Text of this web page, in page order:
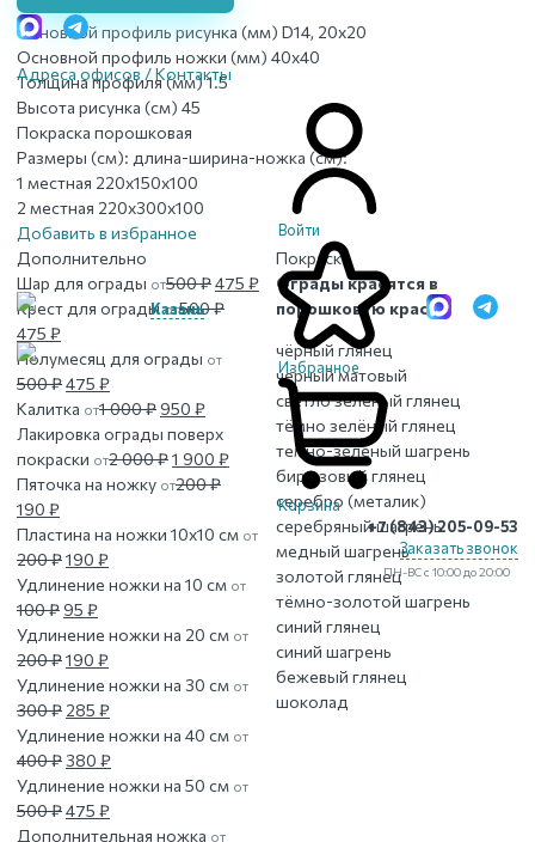
Адреса офисов / Контакты
Казань
Войти
Избранное
Корзина
+7 (843) 205-09-53
Заказать звонок
ПН-ВС с 10:00 до 20:00
Основной профиль рисунка (мм) D14, 20x20
Основной профиль ножки (мм) 40x40
Толщина профиля (мм) 1.5
Высота рисунка (см) 45
Покраска порошковая
Размеры (см): длина-ширина-ножка (см):
1 местная 220x150x100
2 местная 220x300x100
Добавить в избранное
Дополнительно
Шар для ограды от500₽Первоначальная
цена
составляла
500 ₽.
475 ₽Текущая
цена:
475 ₽.
Крест для ограды от500₽
Первоначальная
цена
составляла
500 ₽.
475 ₽Текущая
цена:
475 ₽.
Полумесяц для ограды от
500₽Первоначальная
цена
составляла
500 ₽.
475 ₽Текущая
цена:
475 ₽.
Калитка от1 000₽Первоначальная
цена
составляла
1
950 ₽Текущая
цена:
950 ₽.
Лакировка ограды поверх
покраски от2 000₽Первоначальная
цена
2
1 900 ₽Текущая
900 ₽.
Пяточка на ножку от200₽
Первоначальная
цена
составляла
200 ₽.
190 ₽Текущая
цена:
190 ₽.
Пластина на ножки 10х10 см от
200₽Первоначальная
цена
составляла
200 ₽.
190 ₽Текущая
цена:
Удлинение ножки на 10 см от
100₽Первоначальная
цена
составляла
100 ₽.
95 ₽Текущая
цена:
95 ₽.
Удлинение ножки на 20 см от
200₽Первоначальная
цена
составляла
200 ₽.
190 ₽Текущая
цена:
190 ₽.
Удлинение ножки на 30 см от
300₽ Первоначальная
цена
составляла
300 ₽.
285 ₽Текущая
цена:
285 ₽.
Удлинение ножки на 40 см от
400₽ Первоначальная
цена
составляла
400 ₽.
380 ₽Текущая
цена:
Удлинение ножки на 50 см от
500₽Первоначальная
цена
475 ₽Текущая
цена:
Дополнительная ножка от
Покраска
Ограды красятся в
порошковую краску:
чёрный глянец
чёрный матовый
светло зелёный глянец
тёмно зелёный глянец
темно-зеленый шагрень
бирюзовый глянец
серебро (металик)
серебряный шагрень
медный шагрень
золотой глянец
тёмно-золотой шагрень
синий глянец
синий шагрень
бежевый глянец
шоколад